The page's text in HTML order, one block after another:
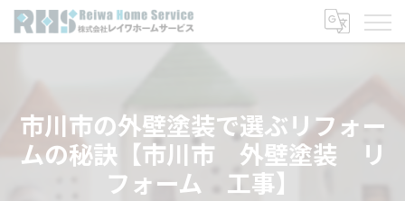
市川市の外壁塗装で選ぶリフォー
ムの秘訣【市川市 外壁塗装 リ
フォーム 工事】